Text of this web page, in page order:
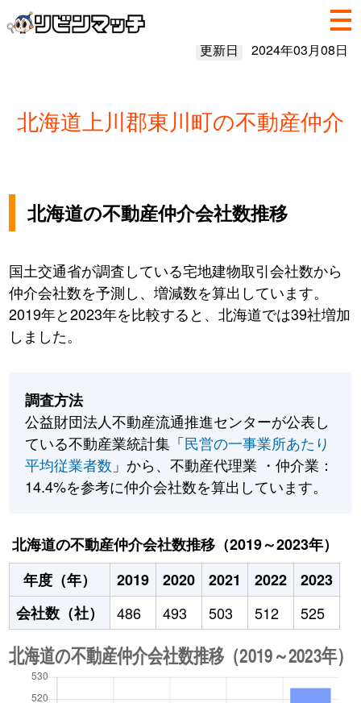
更新日 2024年03月08日
北海道上川郡東川町の不動産仲介
北海道の不動産仲介会社数推移
国土交通省が調査している宅地建物取引会社数から
仲介会社数を予測し、増減数を算出しています。
2019年と2023年を比較すると、北海道では39社増加
しました。
調査方法
公益財団法人不動産流通推進センターが公表し
ている不動産業統計集「民営の一事業所あたり
平均従業者数 」から、不動産代理業 ・仲介業：
14.4%を参考に仲介会社数を算出しています。
北海道の不動産仲介会社数推移（2019～2023年）
年度（年）
2019 2020 2021 2022
2023
会社数（社）
486 493 503 512 525